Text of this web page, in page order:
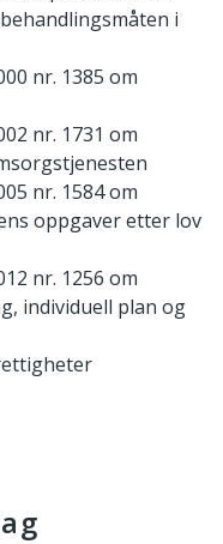
i
nr. 1385 om
nr. 1731 om
nr. 1584 om
oppgaver etter lov
nr. 1256 om
individuell plan og